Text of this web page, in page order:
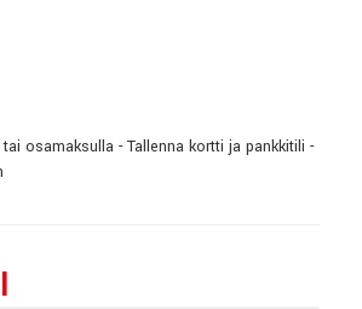
osamaksulla - Tallenna kortti ja pankkitili -